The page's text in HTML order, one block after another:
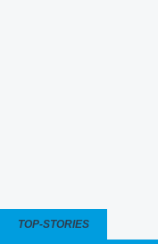
TOP-STORIES